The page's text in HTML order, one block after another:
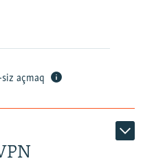
siz açmaq